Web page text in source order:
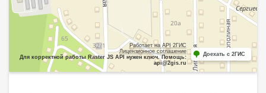
Работает на API 2ГИС
Лицензионное соглашение
Для корректной работы Raster JS API нужен ключ. Помощь:
api@2gis.ru
Доехать с 2ГИС